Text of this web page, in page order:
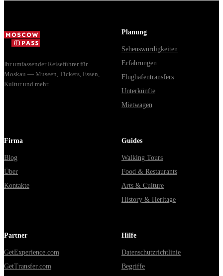
Ihr umfassender Reiseführer für
Moskau — Museen, Tickets, Essen,
Kultur und mehr.
Planung
Sehenswürdigkeiten
Erfahrungen
Flughafentransfers
Unterkünfte
Mietwagen
Firma
Blog
Über
Kontakte
Guides
Walking Tours
Food & Restaurants
Arts & Culture
History & Heritage
Partner
GetExperience.com
GetTransfer.com
Hilfe
Datenschutzrichtlinie
Begriffe